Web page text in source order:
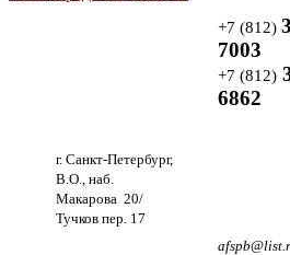
г. Санкт-Петербург,
В.О., наб.
Макарова 20/
Тучков пер. 17
+7 (812)
7003
+7 (812)
6862